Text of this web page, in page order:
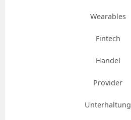
Wearables
Fintech
Handel
Provider
Unterhaltung